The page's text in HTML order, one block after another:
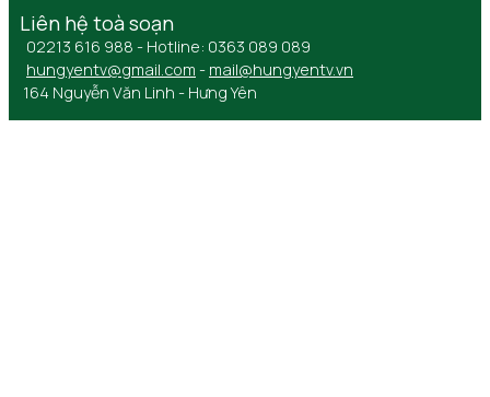
Liên hệ toà soạn
02213 616 988 - Hotline: 0363 089 089
hungyentv@gmail.com - mail@hungyentv.vn
164 Nguyễn Văn Linh - Hưng Yên